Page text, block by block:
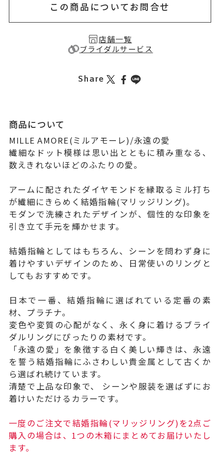
この商品についてお問合せ
店舗一覧
ブライダルサービス
Share
商品について
MILLE AMORE(ミルアモーレ)/永遠の愛
繊細なドット模様は思い出とともに積み重なる、
数えきれないほどのふたりの愛。
アームに配されたダイヤモンドを縁取るミル打ち
が繊細にきらめく結婚指輪(マリッジリング)。
モダンで洗練されたデザインが、個性的な印象を
引き立て手元を輝かせます。
結婚指輪としてはもちろん、シーンを問わず身に
着けやすいデザインのため、日常使いのリングと
してもおすすめです。
日本で一番、結婚指輪に選ばれている定番の素
材、プラチナ。
変色や変質の心配がなく、永く身に着けるブライ
ダルリングにぴったりの素材です。
「永遠の愛」を象徴する白く美しい輝きは、永遠
を誓う結婚指輪にふさわしい貴金属として古くか
ら選ばれ続けています。
清楚で上品な印象で、 シーンや服装を選ばずにお
着けいただけるカラーです。
一度のご注文で結婚指輪(マリッジリング)を2点ご
購入の場合は、1つの木箱にまとめてお届けいたし
ます。